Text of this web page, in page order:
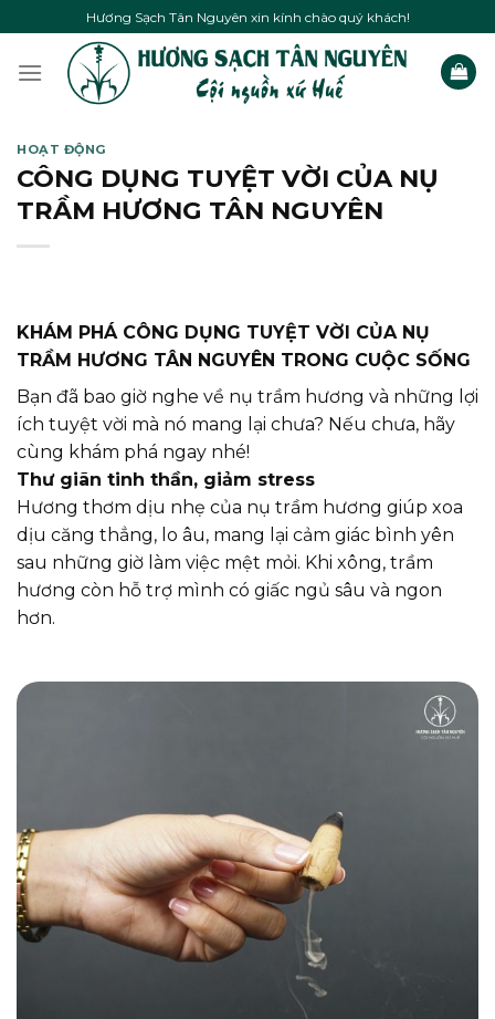
to
content
Hương Sạch Tân Nguyên xin kính chào quý khách!
HOẠT ĐỘNG
CÔNG DỤNG TUYỆT VỜI CỦA NỤ
TRẦM HƯƠNG TÂN NGUYÊN
KHÁM PHÁ CÔNG DỤNG TUYỆT VỜI CỦA NỤ
TRẦM HƯƠNG TÂN NGUYÊN TRONG CUỘC SỐNG
Bạn đã bao giờ nghe về nụ trầm hương và những lợi
ích tuyệt vời mà nó mang lại chưa? Nếu chưa, hãy
cùng khám phá ngay nhé!
Thư giãn tinh thần, giảm stress
Hương thơm dịu nhẹ của nụ trầm hương giúp xoa
dịu căng thẳng, lo âu, mang lại cảm giác bình yên
sau những giờ làm việc mệt mỏi. Khi xông, trầm
hương còn hỗ trợ mình có giấc ngủ sâu và ngon
hơn.